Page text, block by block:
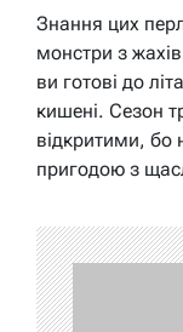
Знання цих
монстри з
ви готові до
кишені. Сезон
відкритими, бо
пригодою з